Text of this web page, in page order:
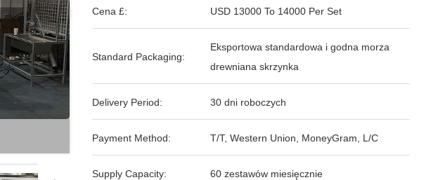
Cena £: USD 13000 To 14000 Per Set
Standard Packaging:
Eksportowa standardowa i godna morza
drewniana skrzynka
Delivery Period: 30 dni roboczych
Payment Method: T/T, Western Union, MoneyGram, L/C
Supply Capacity: 60 zestawów miesięcznie